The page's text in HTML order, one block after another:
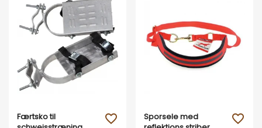
Vis her
Færtsko til
favorite_outline
Vis her
Sporsele med
favorite_outline